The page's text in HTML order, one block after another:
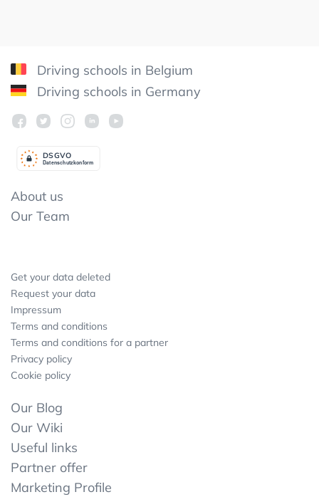
Driving schools in Belgium
Driving schools in Germany
Datenschutzkonform
DSGVO
About us
Our Team
Get your data deleted
Request your data
Impressum
Terms and conditions
Terms and conditions for a partner
Privacy policy
Cookie policy
Our Blog
Our Wiki
Useful links
Partner offer
Marketing Profile